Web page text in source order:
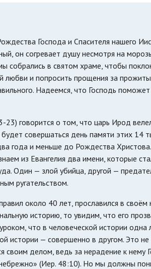
Господа и Спасителя нашего
он согревает душу несмотря на
собрались в святом храме, чтобы
любви и попросить прощения за
Надеемся, что Господь
говорится о том, что царь Ирод
совершаться день памяти этих 14
года и меньше до Рождества
из Евангелия два имени, которые
Один — злой убийца, другой —
ругательством.
около 40 лет, прославился в своём
историю, то увидим, что его
что в человеческой истории
истории — совершенно в другом. Это
своим делом, ведь за нерадение к нему
(Иер. 48:10). Но мы должны